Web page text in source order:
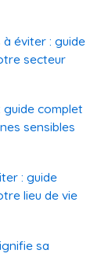
éviter : guide
secteur
complet
sensibles
: guide
lieu de vie
sa